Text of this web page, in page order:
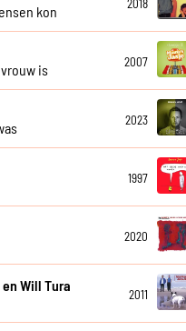
kon
2018
is
2007
2023
1997
2020
Will Tura
2011